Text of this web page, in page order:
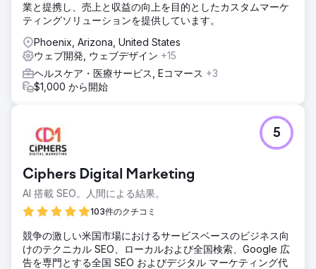
業と提携し、売上と収益の向上を目的としたカスタムマーケ
ティングソリューションを提供しています。
Phoenix, Arizona, United States
ウェブ開発, ウェブデザイン +15
ヘルスケア・医療サービス, Eコマース +3
$1,000 から開始
Ciphers Digital Marketing
AI 搭載 SEO。人間による結果。
103件のクチコミ
5
競争の激しい米国市場におけるサービスベースのビジネス向
けのテクニカル SEO、ローカルおよび全国検索、Google 広
告を専門とする全国 SEO およびデジタル マーケティング代